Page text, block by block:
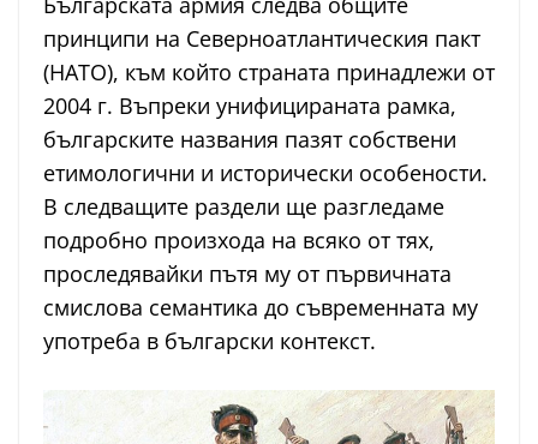
принципи на Северноатлантическия пакт
(НАТО), към който страната принадлежи от
2004 г. Въпреки унифицираната рамка,
българските названия пазят собствени
етимологични и исторически особености.
В следващите раздели ще разгледаме
подробно произхода на всяко от тях,
проследявайки пътя му от първичната
смислова семантика до съвременната му
употреба в български контекст.